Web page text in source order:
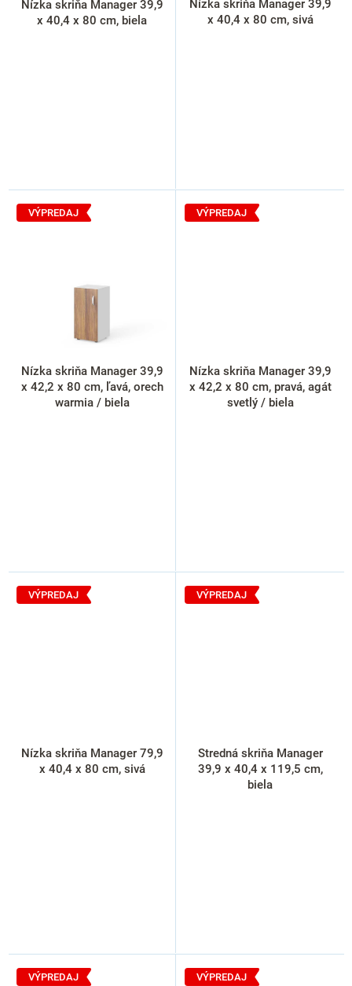
Nízka skriňa Manager 39,9
x 40,4 x 80 cm, biela
Nízka skriňa Manager 39,9
x 40,4 x 80 cm, sivá
VÝPREDAJ
Nízka skriňa Manager 39,9
x 42,2 x 80 cm, ľavá, orech
warmia / biela
VÝPREDAJ
Nízka skriňa Manager 39,9
x 42,2 x 80 cm, pravá, agát
svetlý / biela
VÝPREDAJ
Nízka skriňa Manager 79,9
x 40,4 x 80 cm, sivá
VÝPREDAJ
Stredná skriňa Manager
39,9 x 40,4 x 119,5 cm,
biela
VÝPREDAJ VÝPREDAJ